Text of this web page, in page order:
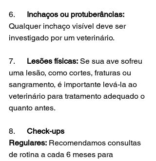
6. Inchaços ou protuberâncias:
Qualquer inchaço visível deve ser
investigado por um veterinário.
7. Lesões físicas: Se sua ave sofreu
uma lesão, como cortes, fraturas ou
sangramento, é importante levá-la ao
veterinário para tratamento adequado o
quanto antes.
8. Check-ups
Regulares: Recomendamos consultas
de rotina a cada 6 meses para